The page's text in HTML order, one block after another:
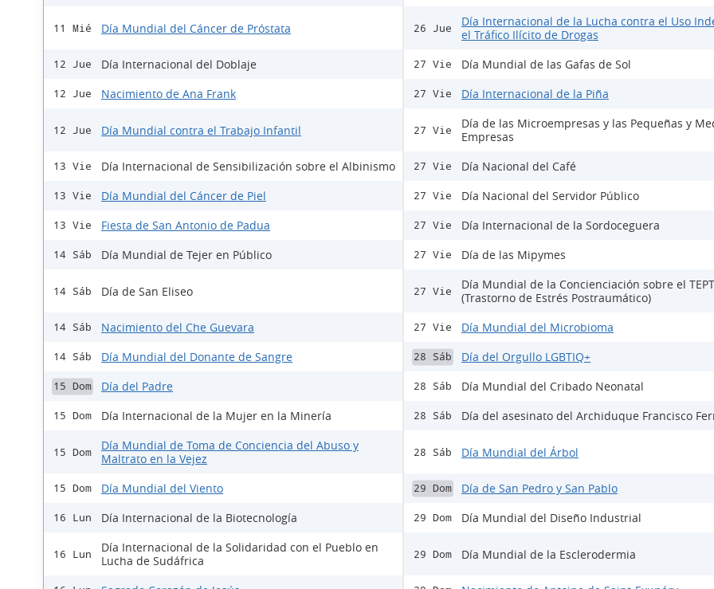
11 Mié Día Mundial del Cáncer de Próstata
12 Jue Día Internacional del Doblaje
12 Jue Nacimiento de Ana Frank
12 Jue Día Mundial contra el Trabajo Infantil
13 Vie Día Internacional de Sensibilización sobre el Albinismo
13 Vie Día Mundial del Cáncer de Piel
13 Vie Fiesta de San Antonio de Padua
14 Sáb Día Mundial de Tejer en Público
14 Sáb Día de San Eliseo
14 Sáb Nacimiento del Che Guevara
14 Sáb Día Mundial del Donante de Sangre
15 Dom Día del Padre
15 Dom Día Internacional de la Mujer en la Minería
15 Dom
Día Mundial de Toma de Conciencia del Abuso y
Maltrato en la Vejez
15 Dom Día Mundial del Viento
16 Lun Día Internacional de la Biotecnología
16 Lun
Día Internacional de la Solidaridad con el Pueblo en
Lucha de Sudáfrica
26 Jue
Día Internacional de la Lucha contra el Uso
el Tráfico Ilícito de Drogas
27 Vie Día Mundial de las Gafas de Sol
27 Vie Día Internacional de la Piña
27 Vie
Día de las Microempresas y las Pequeñas y
Empresas
27 Vie Día Nacional del Café
27 Vie Día Nacional del Servidor Público
27 Vie Día Internacional de la Sordoceguera
27 Vie Día de las Mipymes
27 Vie
Día Mundial de la Concienciación sobre el TEPT
(Trastorno de Estrés Postraumático)
27 Vie Día Mundial del Microbioma
28 Sáb Día del Orgullo LGBTIQ+
28 Sáb Día Mundial del Cribado Neonatal
28 Sáb Día del asesinato del Archiduque Francisco
28 Sáb Día Mundial del Árbol
29 Dom Día de San Pedro y San Pablo
29 Dom Día Mundial del Diseño Industrial
29 Dom Día Mundial de la Esclerodermia